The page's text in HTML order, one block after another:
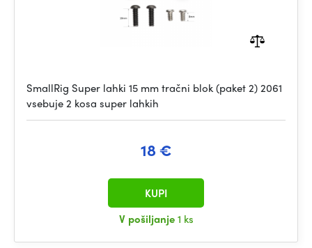
SmallRig Super lahki 15 mm tračni blok (paket 2) 2061
vsebuje 2 kosa super lahkih
18 €
V pošiljanje1 ks
KUPI